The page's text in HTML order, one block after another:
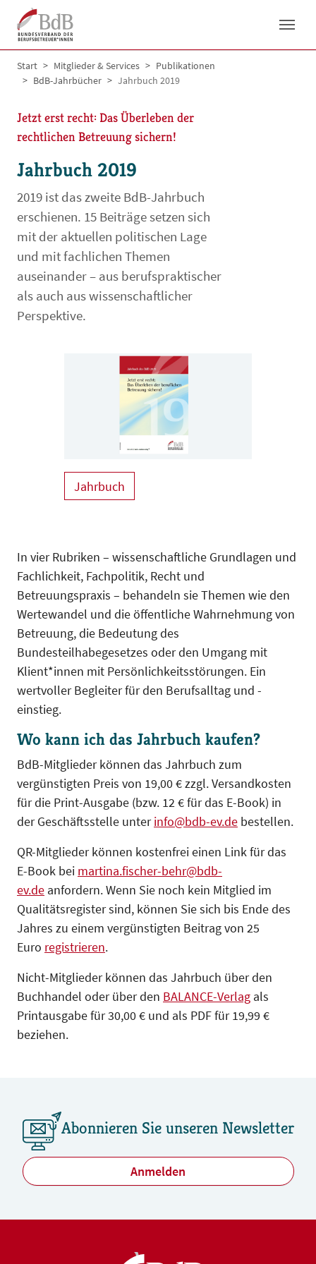
Skip to main navigation
Skip to main content
Skip to page footer
You are here:
Start Mitglieder & Services
Publikationen
BdB-Jahrbücher
Jahrbuch 2019
Jetzt erst recht: Das Überleben der
rechtlichen Betreuung sichern!
Jahrbuch 2019
2019 ist das zweite BdB-Jahrbuch
erschienen. 15 Beiträge setzen sich
mit der aktuellen politischen Lage
und mit fachlichen Themen
auseinander – aus berufspraktischer
als auch aus wissenschaftlicher
Perspektive.
Jahrbuch
In vier Rubriken – wissenschaftliche Grundlagen und
Fachlichkeit, Fachpolitik, Recht und
Betreuungspraxis – behandeln sie Themen wie den
Wertewandel und die öffentliche Wahrnehmung von
Betreuung, die Bedeutung des
Bundesteilhabegesetzes oder den Umgang mit
Klient*innen mit Persönlichkeitsstörungen. Ein
wertvoller Begleiter für den Berufsalltag und -
einstieg.
Wo kann ich das Jahrbuch kaufen?
BdB-Mitglieder können das Jahrbuch zum
vergünstigten Preis von 19,00 € zzgl. Versandkosten
für die Print-Ausgabe (bzw. 12 € für das E-Book) in
der Geschäftsstelle unterinfo@bdb-ev.de bestellen.
QR-Mitglieder können kostenfrei einen Link für das
E-Book bei martina.fischer-behr@bdb-
ev.de anfordern. Wenn Sie noch kein Mitglied im
Qualitätsregister sind, können Sie sich bis Ende des
Jahres zu einem vergünstigten Beitrag von 25
Euro registrieren.
Nicht-Mitglieder können das Jahrbuch über den
Buchhandel oder über den BALANCE-Verlag als
Printausgabe für 30,00 € und als PDF für 19,99 €
beziehen.
Abonnieren Sie unseren Newsletter
Anmelden